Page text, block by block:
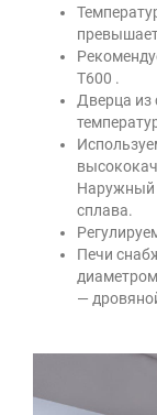
превышает
T600 .
Дверца из
Наружный
сплава.
Печи
диаметром
—